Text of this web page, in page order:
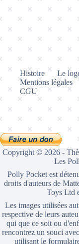
Histoire Le
Mentions légales
CGU
Copyright © 2026 -
Les
Polly Pocket est
droits d'auteurs de
Toys Ltd
Les images utilisées
respective de leurs
qui que ce soit ou
rencontrez un souci
utilisant le